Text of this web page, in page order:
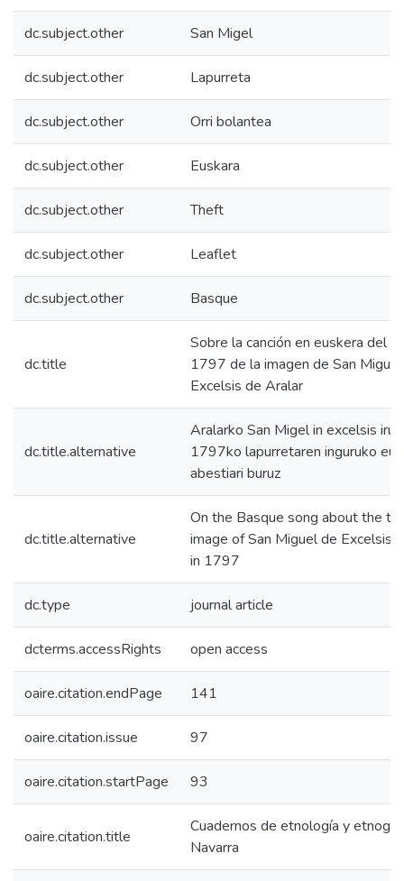
dc.subject.other San Migel
dc.subject.other Lapurreta
dc.subject.other Orri bolantea
dc.subject.other Euskara
dc.subject.other Theft
dc.subject.other Leaflet
dc.subject.other Basque
dc.title
Sobre la canción en euskera del
1797 de la imagen de San
Excelsis de Aralar
dc.title.alternative
Aralarko San Migel in excelsis
1797ko lapurretaren inguruko
abestiari buruz
dc.title.alternative
On the Basque song about the
image of San Miguel de Excelsis
in 1797
dc.type journal article
dcterms.accessRights open access
oaire.citation.endPage 141
oaire.citation.issue 97
oaire.citation.startPage 93
oaire.citation.title
Cuadernos de etnología y
Navarra